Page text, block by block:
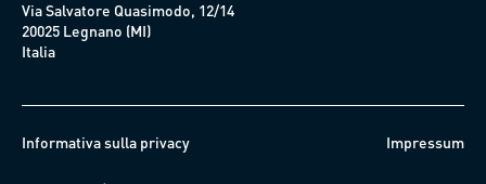
Via Salvatore Quasimodo, 12/14
20025 Legnano (MI)
Italia
Informativa sulla privacy Impressum